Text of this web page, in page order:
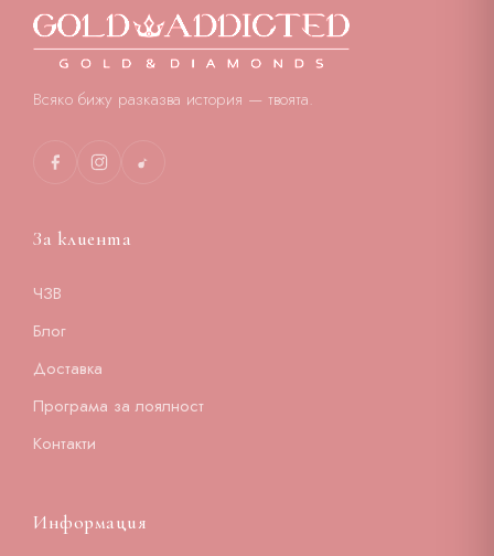
Всяко бижу разказва история — твоята.
За клиента
ЧЗВ
Блог
Доставка
Програма за лоялност
Контакти
Информация